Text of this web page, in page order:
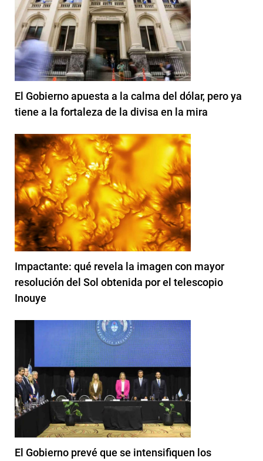
El Gobierno apuesta a la calma del dólar, pero ya
tiene a la fortaleza de la divisa en la mira
Impactante: qué revela la imagen con mayor
resolución del Sol obtenida por el telescopio
Inouye
El Gobierno prevé que se intensifiquen los